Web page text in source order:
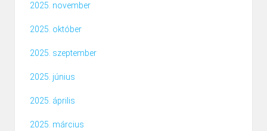
2025. november
2025. október
2025. szeptember
2025. június
2025. április
2025. március